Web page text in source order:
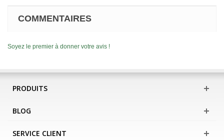
COMMENTAIRES
Soyez le premier à donner votre avis !
PRODUITS
BLOG
SERVICE CLIENT